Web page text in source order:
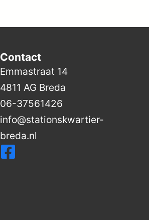
Contact
Emmastraat 14
4811 AG Breda
06-37561426
info@stationskwartier-
breda.nl